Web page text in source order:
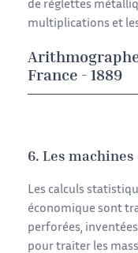
de réglettes
multiplications et
France - 1889
6. Les
Les calculs
économique sont
perforées,
pour traiter les